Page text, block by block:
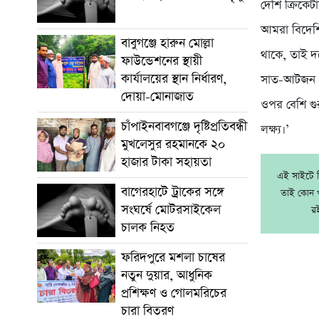
বাবুগঞ্জে হারুন মোল্লা
ফাউন্ডেশনের স্থায়ী
কার্যালয়ের স্থান নির্ধারণ,
দোয়া-মোনাজাত
চাঁপাইনবাবগঞ্জে দৃষ্টিপ্রতিবন্ধী
মুখলেসুর রহমানকে ২০
হাজার টাকা সহায়তা
বাগেরহাটে ট্রাকের সঙ্গে
সংঘর্ষে মোটরসাইকেল
চালক নিহত
ফরিদপুরে মশলা চাষের
নতুন দুয়ার, আধুনিক
প্রশিক্ষণ ও গোলমরিচের
চারা বিতরণ
দেশি
আমরা
থাকে, তাই
সাত-আটজন
ওপর বেশি
লক্ষ্য।’
এই সাইটে
তাই কোন